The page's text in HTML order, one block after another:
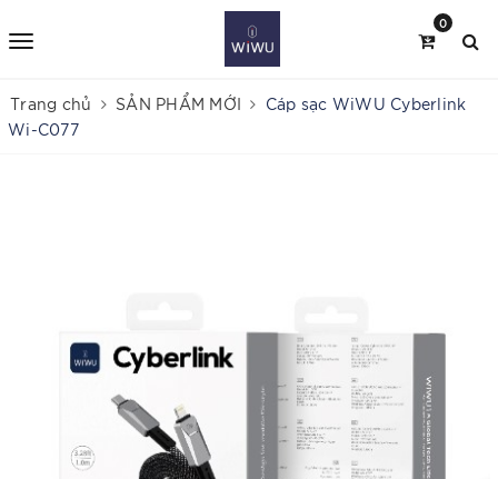
0
Trang chủ SẢN PHẨM MỚI
Cáp sạc WiWU Cyberlink
Wi-C077